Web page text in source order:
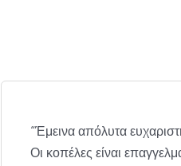
“Έμεινα απόλυτα
Οι κοπέλες είναι